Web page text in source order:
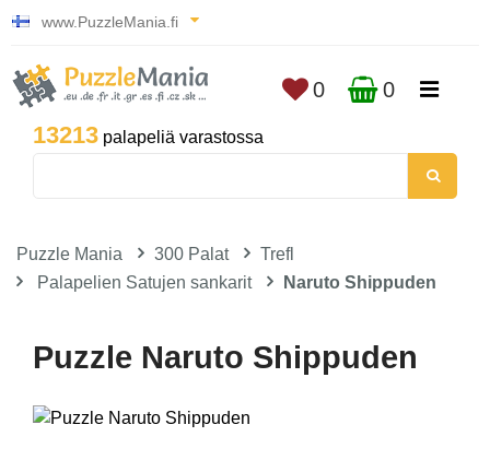
www.PuzzleMania.fi
13213 palapeliä varastossa
0 0
Puzzle Mania 300 Palat
Trefl
Palapelien Satujen sankarit
Naruto Shippuden
Puzzle Naruto Shippuden